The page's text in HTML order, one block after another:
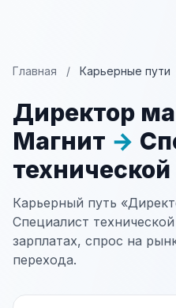
Главная / Карьерные пути
Директор
Магнит →
Карьерный путь
Специалист
зарплатах, спрос на
перехода.